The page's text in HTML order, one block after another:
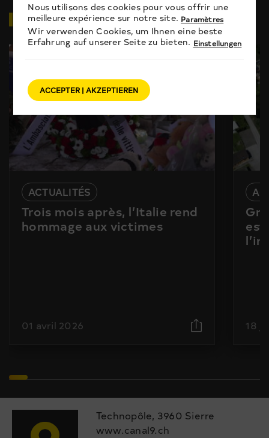
VIDÉOSEN RELATION
ACTUALITÉS
Trois mois après, l’Italie rend
hommage aux victimes
01 avril 2026
est
18
Technopôle, 3960 Sierre
www.canal9.ch
Nous utilisons des cookies pour vous offrir une
meilleure expérience sur notre site. Paramètres
Wir verwenden Cookies, um Ihnen eine beste
Erfahrung auf unserer Seite zu bieten. Einstellungen
ACCEPTER | AKZEPTIEREN